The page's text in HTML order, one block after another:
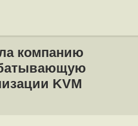
компанию
KVM